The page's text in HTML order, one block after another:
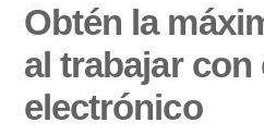
Obtén la
al trabajar con
electrónico